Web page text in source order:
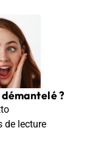
?
de lecture